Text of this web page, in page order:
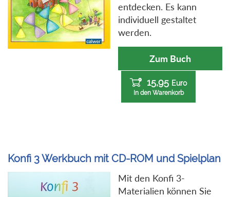
entdecken. Es kann
individuell gestaltet
werden.
Zum Buch
15,95 Euro
In den Warenkorb
Konfi 3 Werkbuch mit CD-ROM und Spielplan
Mit den Konfi 3-
Materialien können Sie